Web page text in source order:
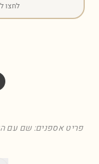
לחצו
פריט אספנים: שם עם